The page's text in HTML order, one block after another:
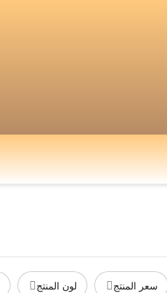
سعر المنتج لون المنتج